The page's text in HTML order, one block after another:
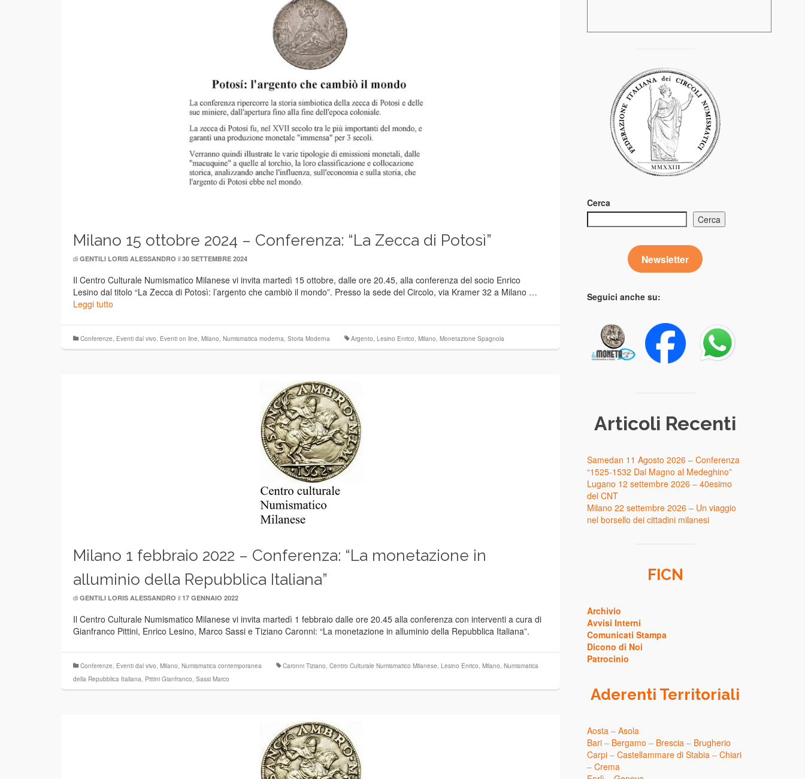
Milano 15 ottobre 2024 – Conferenza: “La Zecca di Potosì”
di GENTILI LORIS ALESSANDRO il 30 SETTEMBRE 2024
Il Centro Culturale Numismatico Milanese vi invita martedì 15 ottobre, dalle ore 20.45, alla conferenza del socio Enrico
Lesino dal titolo “La Zecca di Potosì: l’argento che cambiò il mondo”. Presso la sede del Circolo, via Kramer 32 a Milano …
Leggi tutto
Conferenze, Eventi dal vivo, Eventi on line, Milano, Numismatica moderna, Storia Moderna Argento, Lesino Enrico, Milano, Monetazione Spagnola
Milano 1 febbraio 2022 – Conferenza: “La monetazione in
alluminio della Repubblica Italiana”
di GENTILI LORIS ALESSANDRO il 17 GENNAIO 2022
Il Centro Culturale Numismatico Milanese vi invita martedì 1 febbraio dalle ore 20.45 alla conferenza con interventi a cura di
Gianfranco Pittini, Enrico Lesino, Marco Sassi e Tiziano Caronni: “La monetazione in alluminio della Repubblica Italiana”.
Conferenze, Eventi dal vivo, Milano, Numismatica contemporanea Caronni Tiziano, Centro Culturale Numismatico Milanese, Lesino Enrico, Milano, Numismatica
della Repubblica Italiana, Pittini Gianfranco, Sassi Marco
Cerca
Cerca
Newsletter
Seguici anche su:
Articoli Recenti
Samedan 11 Agosto 2026 – Conferenza
“1525-1532 Dal Magno al Medeghino”
Lugano 12 settembre 2026 – 40esimo
del CNT
Milano 22 settembre 2026 – Un viaggio
nel borsello dei cittadini milanesi
FICN
Archivio
Avvisi Interni
Comunicati Stampa
Dicono di Noi
Patrocinio
Aderenti Territoriali
Aosta – Asola
Bari– Bergamo – Brescia – Brugherio
Carpi– Castellammare di Stabia – Chiari
– Crema